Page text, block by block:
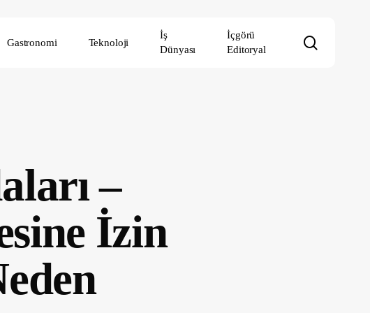
Gastronomi Teknoloji
İş
Dünyası
İçgörü
Editoryal
–
İzin